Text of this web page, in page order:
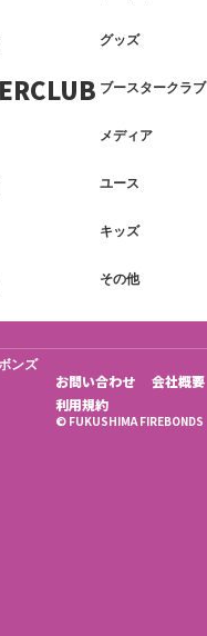
グッズ
ブースタークラブ
メディア
ユース
キッズ
その他
お問い合わせ 会社概要
利用規約
© FUKUSHIMA FIREBONDS